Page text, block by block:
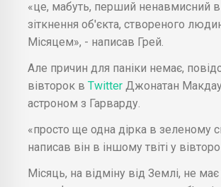
«це, мабуть, перший ненавмисний
зіткнення об'єкта, створеного
Місяцем», - написав Грей.
Але причин для паніки немає,
вівторок в Twitter Джонатан
астроном з Гарварду.
«просто ще одна дірка в зеленому
написав він в іншому твіті у
Місяць, на відміну від Землі, не